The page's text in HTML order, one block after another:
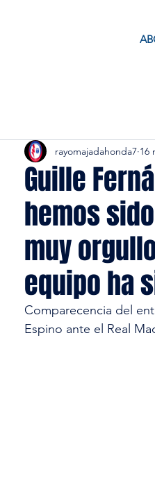
Guille
hemos
muy
equipo ha
rayomajadahonda7 16
Comparecencia del
Espino ante el Real